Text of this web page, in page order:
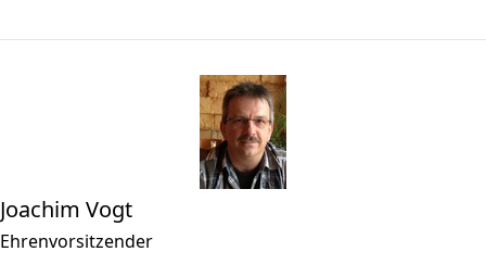
Joachim Vogt
Ehrenvorsitzender